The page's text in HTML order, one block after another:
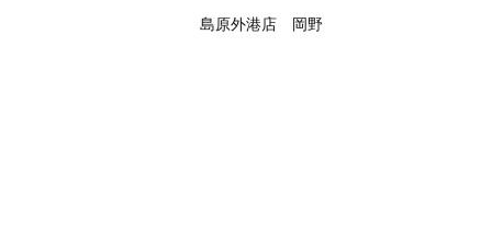
島原外港店 岡野